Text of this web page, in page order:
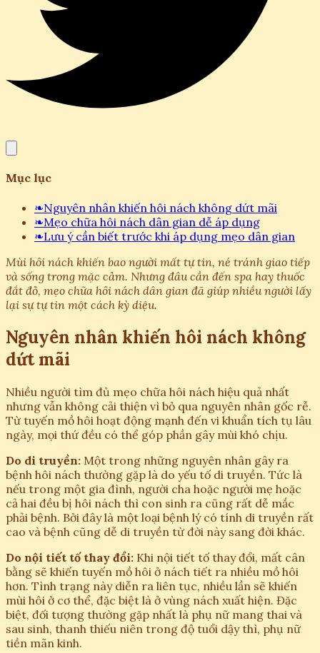
Mục lục
❧Nguyên nhân khiến hôi nách không dứt mãi
❧Mẹo chữa hôi nách dân gian dễ áp dụng
❧Lưu ý cần biết trước khi áp dụng mẹo dân gian
Mùi hôi nách khiến bao người mất tự tin, né tránh giao tiếp
và sống trong mặc cảm. Nhưng đâu cần đến spa hay thuốc
đắt đỏ, mẹo chữa hôi nách dân gian đã giúp nhiều người lấy
lại sự tự tin một cách kỳ diệu.
Nguyên nhân khiến hôi nách không
dứt mãi
Nhiều người tìm đủ mẹo chữa hôi nách hiệu quả nhất
nhưng vẫn không cải thiện vì bỏ qua nguyên nhân gốc rễ.
Từ tuyến mồ hôi hoạt động mạnh đến vi khuẩn tích tụ lâu
ngày, mọi thứ đều có thể góp phần gây mùi khó chịu.
Do di truyền: Một trong những nguyên nhân gây ra
bệnh hôi nách thường gặp là do yếu tố di truyền. Tức là
nếu trong một gia đình, người cha hoặc người mẹ hoặc
cả hai đều bị hôi nách thì con sinh ra cũng rất dễ mắc
phải bệnh. Bởi đây là một loại bệnh lý có tính di truyền rất
cao và bệnh cũng dễ di truyền từ đời này sang đời khác.
Do nội tiết tố thay đổi: Khi nội tiết tố thay đổi, mất cân
bằng sẽ khiến tuyến mồ hôi ở nách tiết ra nhiều mồ hôi
hơn. Tình trạng này diễn ra liên tục, nhiều lần sẽ khiến
mùi hôi ở cơ thể, đặc biệt là ở vùng nách xuất hiện. Đặc
biệt, đối tượng thường gặp nhất là phụ nữ mang thai và
sau sinh, thanh thiếu niên trong độ tuổi dậy thì, phụ nữ
tiền mãn kinh.